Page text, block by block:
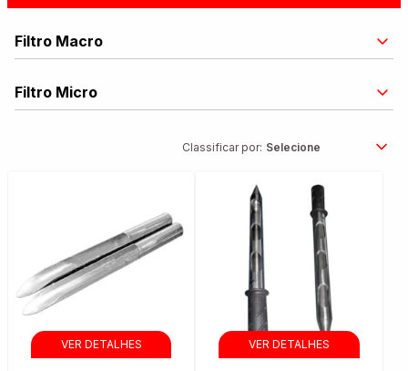
Filtro Macro
Filtro Micro
Classificar por: